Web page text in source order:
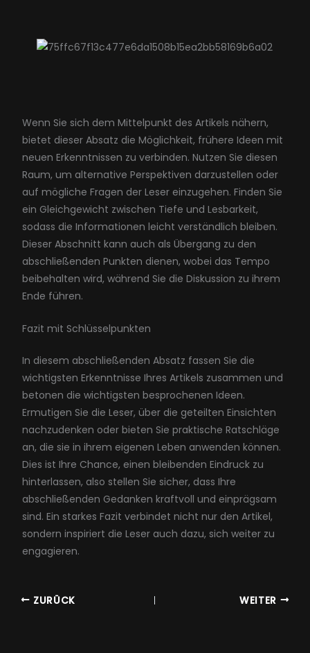
Wenn Sie sich dem Mittelpunkt des Artikels nähern,
bietet dieser Absatz die Möglichkeit, frühere Ideen mit
neuen Erkenntnissen zu verbinden. Nutzen Sie diesen
Raum, um alternative Perspektiven darzustellen oder
auf mögliche Fragen der Leser einzugehen. Finden Sie
ein Gleichgewicht zwischen Tiefe und Lesbarkeit,
sodass die Informationen leicht verständlich bleiben.
Dieser Abschnitt kann auch als Übergang zu den
abschließenden Punkten dienen, wobei das Tempo
beibehalten wird, während Sie die Diskussion zu ihrem
Ende führen.
Fazit mit Schlüsselpunkten
In diesem abschließenden Absatz fassen Sie die
wichtigsten Erkenntnisse Ihres Artikels zusammen und
betonen die wichtigsten besprochenen Ideen.
Ermutigen Sie die Leser, über die geteilten Einsichten
nachzudenken oder bieten Sie praktische Ratschläge
an, die sie in ihrem eigenen Leben anwenden können.
Dies ist Ihre Chance, einen bleibenden Eindruck zu
hinterlassen, also stellen Sie sicher, dass Ihre
abschließenden Gedanken kraftvoll und einprägsam
sind. Ein starkes Fazit verbindet nicht nur den Artikel,
sondern inspiriert die Leser auch dazu, sich weiter zu
engagieren.
ZURÜCK WEITER